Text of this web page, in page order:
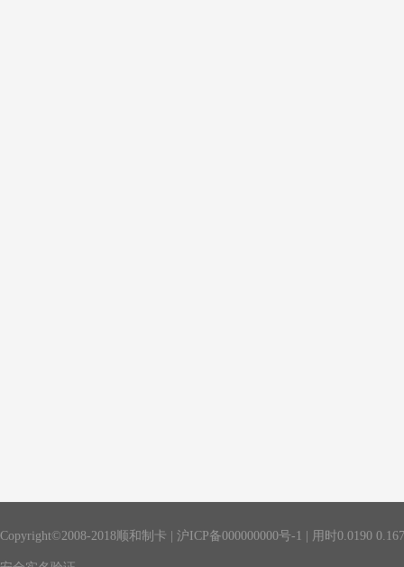
Copyright©2008-2018顺和制卡 | 沪ICP备000000000号-1 | 用时0.0190 0.167